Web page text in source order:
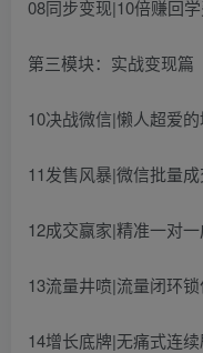
08同步变现|10倍赚回
第三模块：实战变现篇
10决战微信|懒人超爱
11发售风暴|微信批量
12成交赢家|精准一对
13流量井喷|流量闭环
14增长底牌|无痛式连